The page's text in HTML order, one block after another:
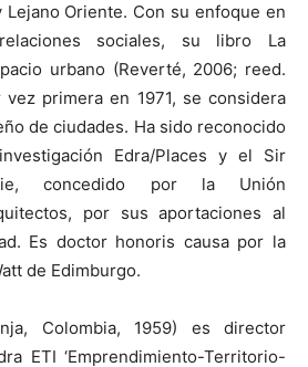
Oriente. Con su enfoque en
sociales, su libro La
urbano (Reverté, 2006; reed.
primera en 1971, se considera
de ciudades. Ha sido reconocido
Edra/Places y el Sir
concedido por la Unión
por sus aportaciones al
Es doctor honoris causa por la
de Edimburgo.
Colombia, 1959) es director
ETI ‘Emprendimiento-Territorio-